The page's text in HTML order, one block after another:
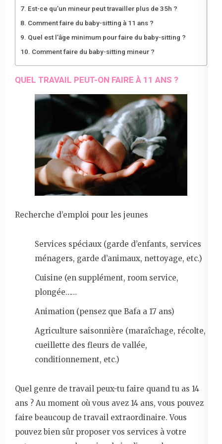
Est-ce qu’un mineur peut travailler plus de 35h ?
Comment faire du baby-sitting à 11 ans ?
Quel est l’âge minimum pour faire du baby-sitting ?
Comment faire du baby-sitting mineur ?
QUEL TRAVAIL PEUT-ON FAIRE À 11 ANS ?
Recherche d’emploi pour les jeunes
Services spéciaux (garde d’enfants, services
ménagers, garde d’animaux, nettoyage, etc.)
Cuisine (en supplément, room service,
plongée……
Animation (pensez que Bafa a 17 ans)
Agriculture saisonnière (maraîchage, récolte,
cueillette des fleurs de vallée,
conditionnement, etc.)
Quel genre de travail peux-tu faire quand tu as 14
ans ? Au moment où vous avez 14 ans, vous pouvez
faire beaucoup de travail extraordinaire. Vous
pouvez bien sûr proposer vos services à votre